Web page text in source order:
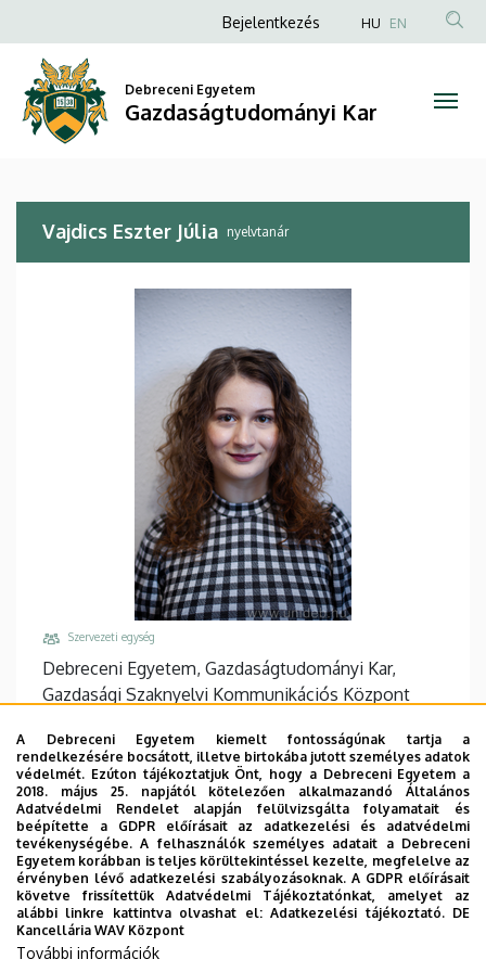
Eszter
Júlia
Gazdaságtudományi
Kar
a
tartalomra
Anonim
fiók
menüje
Bejelentkezés HU EN
Debreceni Egyetem
Gazdaságtudományi Kar
Vajdics Eszter Júlia nyelvtanár
Szervezeti egység
Debreceni Egyetem, Gazdaságtudományi Kar,
Gazdasági Szaknyelvi Kommunikációs Központ
+36 52 508 444 / 88525
Email
vajdics.eszter@econ.unideb.hu
Cím
4032 Debrecen Böszörményi út 138
Épület, emelet, ajtó
"A" Főépület Tanulmányi épület
A Debreceni Egyetem kiemelt fontosságúnak tartja a
rendelkezésére bocsátott, illetve birtokába jutott személyes adatok
védelmét. Ezúton tájékoztatjuk Önt, hogy a Debreceni Egyetem a
2018. május 25. napjától kötelezően alkalmazandó Általános
Adatvédelmi Rendelet alapján felülvizsgálta folyamatait és
beépítette a GDPR előírásait az adatkezelési és adatvédelmi
tevékenységébe. A felhasználók személyes adatait a Debreceni
Egyetem korábban is teljes körültekintéssel kezelte, megfelelve az
érvényben lévő adatkezelési szabályozásoknak. A GDPR előírásait
követve frissítettük Adatvédelmi Tájékoztatónkat, amelyet az
alábbi linkre kattintva olvashat el:Adatkezelési tájékoztató. DE
Kancellária WAV Központ
További információk